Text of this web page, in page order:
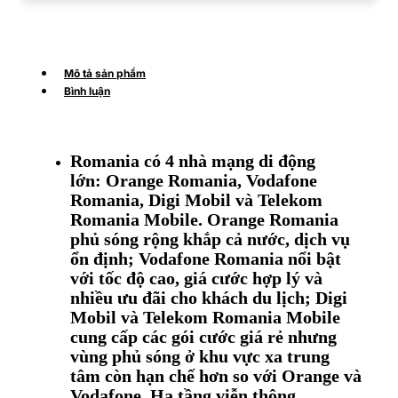
Mô tả sản phẩm
Bình luận
Romania có 4 nhà mạng di động
lớn: Orange Romania, Vodafone
Romania, Digi Mobil và Telekom
Romania Mobile. Orange Romania
phủ sóng rộng khắp cả nước, dịch vụ
ổn định; Vodafone Romania nổi bật
với tốc độ cao, giá cước hợp lý và
nhiều ưu đãi cho khách du lịch; Digi
Mobil và Telekom Romania Mobile
cung cấp các gói cước giá rẻ nhưng
vùng phủ sóng ở khu vực xa trung
tâm còn hạn chế hơn so với Orange và